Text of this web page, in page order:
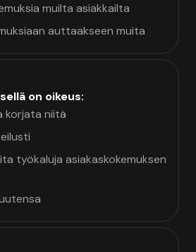
muilta asiakkailta
auttaakseen muita
on oikeus:
korjata niitä
työkaluja asiakaskokemuksen